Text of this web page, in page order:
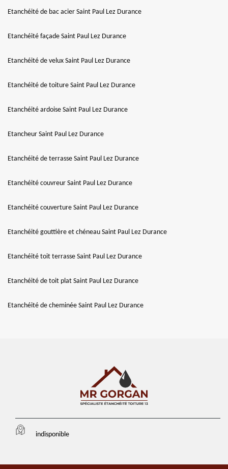
Etanchéité de bac acier Saint Paul Lez Durance
Etanchéité façade Saint Paul Lez Durance
Etanchéité de velux Saint Paul Lez Durance
Etanchéité de toiture Saint Paul Lez Durance
Etanchéité ardoise Saint Paul Lez Durance
Etancheur Saint Paul Lez Durance
Etanchéité de terrasse Saint Paul Lez Durance
Etanchéité couvreur Saint Paul Lez Durance
Etanchéité couverture Saint Paul Lez Durance
Etanchéité gouttière et chéneau Saint Paul Lez Durance
Etanchéité toit terrasse Saint Paul Lez Durance
Etanchéité de toit plat Saint Paul Lez Durance
Etanchéité de cheminée Saint Paul Lez Durance
indisponible